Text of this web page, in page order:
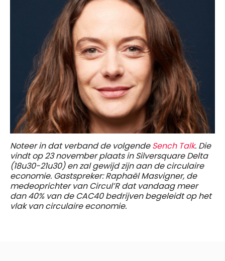
Noteer in dat verband de volgendeSench Talk. Die
vindt op 23 november plaats in Silversquare Delta
(18u30-21u30) en zal gewijd zijn aan de circulaire
economie. Gastspreker: Raphaël Masvigner, de
medeoprichter van Circul’R dat vandaag meer
dan 40% van de CAC40 bedrijven begeleidt op het
vlak van circulaire economie.